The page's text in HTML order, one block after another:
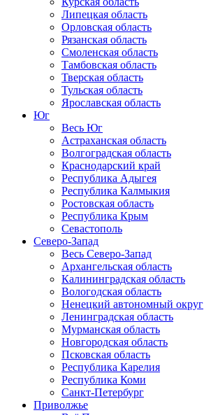
Липецкая область
Орловская область
Рязанская область
Смоленская область
Тамбовская область
Тверская область
Тульская область
Ярославская область
Юг
Весь Юг
Астраханская область
Волгоградская область
Краснодарский край
Республика Адыгея
Республика Калмыкия
Ростовская область
Республика Крым
Севастополь
Северо-Запад
Весь Северо-Запад
Архангельская область
Калининградская область
Вологодская область
Ненецкий автономный округ
Ленинградская область
Мурманская область
Новгородская область
Псковская область
Республика Карелия
Республика Коми
Санкт-Петербург
Приволжье